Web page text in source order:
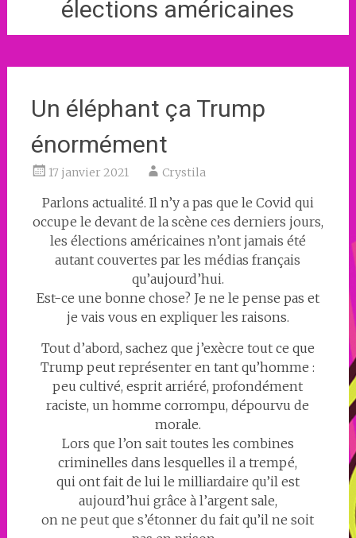
élections américaines
Un éléphant ça Trump
énormément
17 janvier 2021 Crystila
Parlons actualité. Il n’y a pas que le Covid qui
occupe le devant de la scène ces derniers jours,
les élections américaines n’ont jamais été
autant couvertes par les médias français
qu’aujourd’hui.
Est-ce une bonne chose? Je ne le pense pas et
je vais vous en expliquer les raisons.
Tout d’abord, sachez que j’exècre tout ce que
Trump peut représenter en tant qu’homme :
peu cultivé, esprit arriéré, profondément
raciste, un homme corrompu, dépourvu de
morale.
Lors que l’on sait toutes les combines
criminelles dans lesquelles il a trempé,
qui ont fait de lui le milliardaire qu’il est
aujourd’hui grâce à l’argent sale,
on ne peut que s’étonner du fait qu’il ne soit